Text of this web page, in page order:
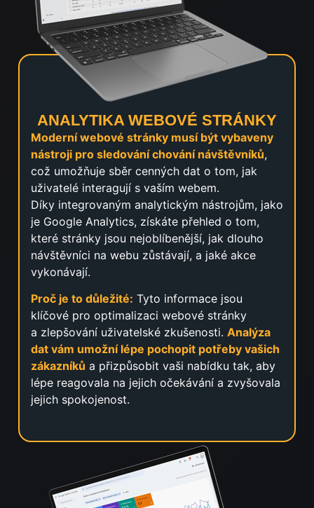
ANALYTIKA WEBOVÉ STRÁNKY
Moderní webové stránky musí být vybaveny
nástroji pro sledování chování návštěvníků,
což umožňuje sběr cenných dat o tom, jak
uživatelé interagují s vaším webem.
Díky integrovaným analytickým nástrojům, jako
je Google Analytics, získáte přehled o tom,
které stránky jsou nejoblíbenější, jak dlouho
návštěvníci na webu zůstávají, a jaké akce
vykonávají.
Proč je to důležité: Tyto informace jsou
klíčové pro optimalizaci webové stránky
a zlepšování uživatelské zkušenosti. Analýza
dat vám umožní lépe pochopit potřeby vašich
zákazníků a přizpůsobit vaši nabídku tak, aby
lépe reagovala na jejich očekávání a zvyšovala
jejich spokojenost.